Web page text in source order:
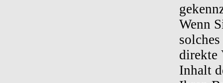
Wenn
direkte
Inhalt